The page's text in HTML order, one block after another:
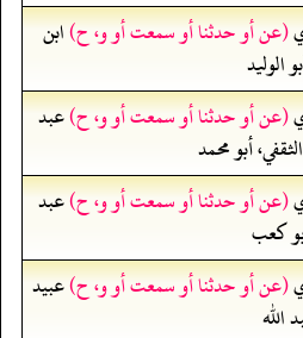
(عن أو حدثنا أو سمعت أو و، ح)ابن
الوليد
(عن أو حدثنا أو سمعت أو و، ح)عبد
أبو محمد
(عن أو حدثنا أو سمعت أو و، ح)عبد
كعب
(عن أو حدثنا أو سمعت أو و، ح)عبيد
الله